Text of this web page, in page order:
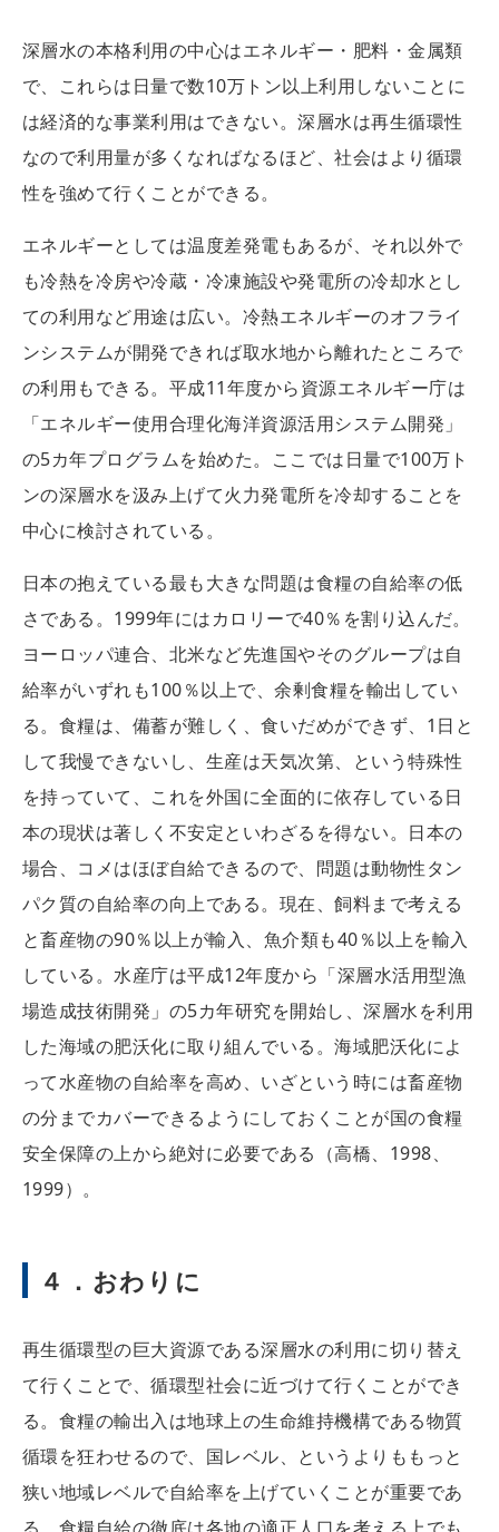
深層水の本格利用の中心はエネルギー・肥料・金属類
で、これらは日量で数10万トン以上利用しないことに
は経済的な事業利用はできない。深層水は再生循環性
なので利用量が多くなればなるほど、社会はより循環
性を強めて行くことができる。
エネルギーとしては温度差発電もあるが、それ以外で
も冷熱を冷房や冷蔵・冷凍施設や発電所の冷却水とし
ての利用など用途は広い。冷熱エネルギーのオフライ
ンシステムが開発できれば取水地から離れたところで
の利用もできる。平成11年度から資源エネルギー庁は
「エネルギー使用合理化海洋資源活用システム開発」
の5カ年プログラムを始めた。ここでは日量で100万ト
ンの深層水を汲み上げて火力発電所を冷却することを
中心に検討されている。
日本の抱えている最も大きな問題は食糧の自給率の低
さである。1999年にはカロリーで40％を割り込んだ。
ヨーロッパ連合、北米など先進国やそのグループは自
給率がいずれも100％以上で、余剰食糧を輸出してい
る。食糧は、備蓄が難しく、食いだめができず、1日と
して我慢できないし、生産は天気次第、という特殊性
を持っていて、これを外国に全面的に依存している日
本の現状は著しく不安定といわざるを得ない。日本の
場合、コメはほぼ自給できるので、問題は動物性タン
パク質の自給率の向上である。現在、飼料まで考える
と畜産物の90％以上が輸入、魚介類も40％以上を輸入
している。水産庁は平成12年度から「深層水活用型漁
場造成技術開発」の5カ年研究を開始し、深層水を利用
した海域の肥沃化に取り組んでいる。海域肥沃化によ
って水産物の自給率を高め、いざという時には畜産物
の分までカバーできるようにしておくことが国の食糧
安全保障の上から絶対に必要である（高橋、1998、
1999）。
４．おわりに
再生循環型の巨大資源である深層水の利用に切り替え
て行くことで、循環型社会に近づけて行くことができ
る。食糧の輸出入は地球上の生命維持機構である物質
循環を狂わせるので、国レベル、というよりももっと
狭い地域レベルで自給率を上げていくことが重要であ